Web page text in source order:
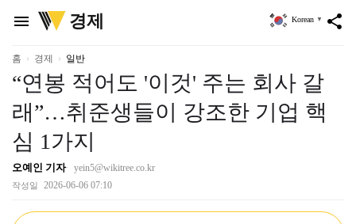
menu
위
키
리
경제 share
Korean ▼
홈 경제 일반
“연봉 적어도 '이것' 주는 회사 갈
래”…취준생들이 강조한 기업 핵
심 1가지
오예인 기자 yein5@wikitree.co.kr
작성일 2026-06-06 07:10